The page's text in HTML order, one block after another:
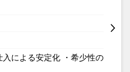
入による安定化 ・希少性の